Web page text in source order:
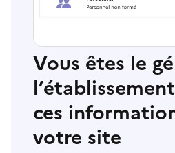
Vous êtes le
ces
votre site